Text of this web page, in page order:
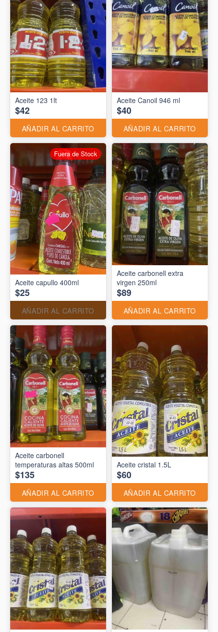
Aceite 123 1lt
$42
AÑADIR AL CARRITO
Aceite Canoil 946 ml
$40
AÑADIR AL CARRITO
Aceite capullo 400ml
$25
AÑADIR AL CARRITO
Fuera de Stock
Aceite carbonell extra
virgen 250ml
$89
AÑADIR AL CARRITO
Aceite carbonell
temperaturas altas 500ml
$135
AÑADIR AL CARRITO
Aceite cristal 1.5L
$60
AÑADIR AL CARRITO